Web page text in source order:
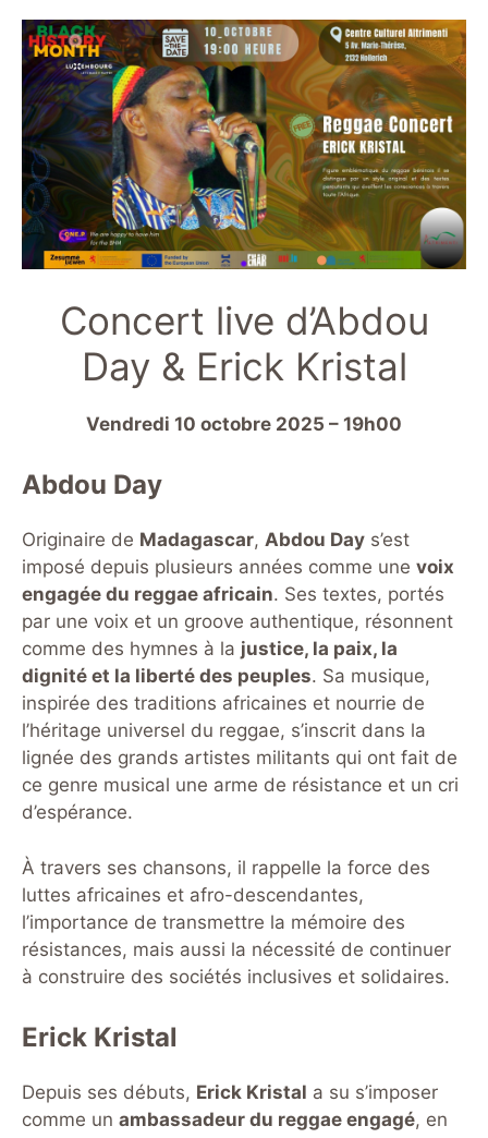
Concert live d’Abdou
Day & Erick Kristal
Vendredi 10 octobre 2025 – 19h00
Abdou Day
Originaire de Madagascar, Abdou Day s’est
imposé depuis plusieurs années comme une voix
engagée du reggae africain. Ses textes, portés
par une voix et un groove authentique, résonnent
comme des hymnes à la justice, la paix, la
dignité et la liberté des peuples. Sa musique,
inspirée des traditions africaines et nourrie de
l’héritage universel du reggae, s’inscrit dans la
lignée des grands artistes militants qui ont fait de
ce genre musical une arme de résistance et un cri
d’espérance.
À travers ses chansons, il rappelle la force des
luttes africaines et afro-descendantes,
l’importance de transmettre la mémoire des
résistances, mais aussi la nécessité de continuer
à construire des sociétés inclusives et solidaires.
Erick Kristal
Depuis ses débuts, Erick Kristal a su s’imposer
comme un ambassadeur du reggae engagé, en